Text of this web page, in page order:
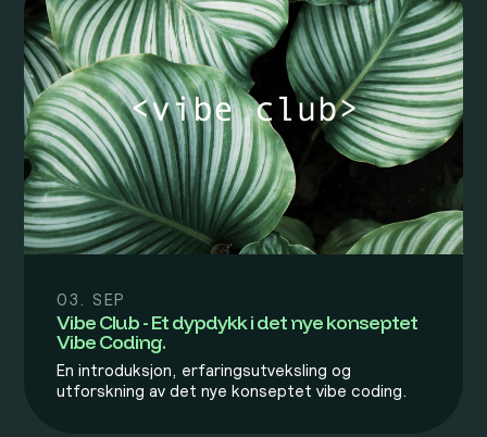
03. SEP
Vibe Club - Et dypdykk i det nye konseptet
Vibe Coding.
En introduksjon, erfaringsutveksling og
utforskning av det nye konseptet vibe coding.